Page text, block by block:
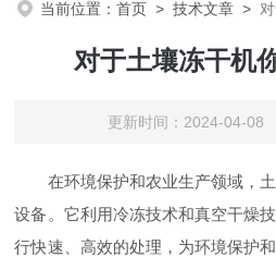
当前位置：首页 >技术文章 >
对于土壤冻干机
更新时间：2024-04-
在环境保护和农业生产领域，土
设备。它利用冷冻技术和真空干燥
行快速、高效的处理，为环境保护